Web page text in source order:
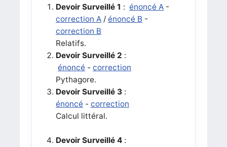
Devoir Surveillé 1 : énoncé A-
correction A/ énoncé B -
correction B
Relatifs.
Devoir Surveillé 2 :
énoncé - correction
Pythagore.
Devoir Surveillé 3:
énoncé - correction
Calcul littéral.
Devoir Surveillé 4: